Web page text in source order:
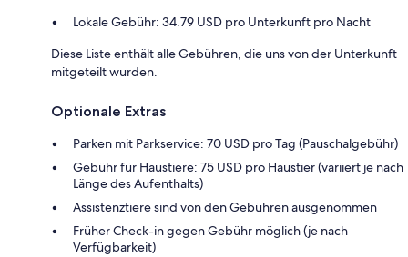
Lokale Gebühr: 34.79 USD pro Unterkunft pro Nacht
Diese Liste enthält alle Gebühren, die uns von der Unterkunft
mitgeteilt wurden.
Optionale Extras
Parken mit Parkservice: 70 USD pro Tag (Pauschalgebühr)
Gebühr für Haustiere: 75 USD pro Haustier (variiert je nach
Länge des Aufenthalts)
Assistenztiere sind von den Gebühren ausgenommen
Früher Check-in gegen Gebühr möglich (je nach
Verfügbarkeit)